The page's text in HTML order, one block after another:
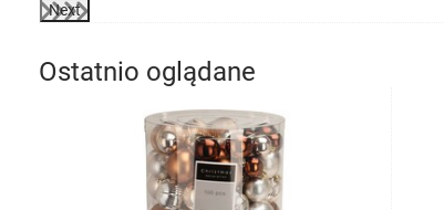
Next
Ostatnio oglądane